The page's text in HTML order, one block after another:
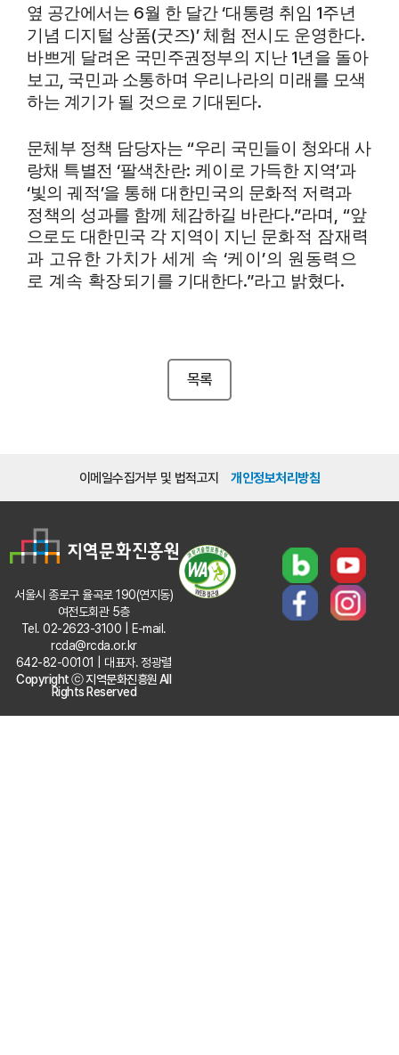
옆 공간에서는 6월 한 달간‘대통령 취임 1주년
기념 디지털 상품(굿즈)’체험 전시도 운영한다.
바쁘게 달려온 국민주권정부의 지난 1년을 돌아
보고 국민과 소통하며 우리나라의 미래를 모색
하는 계기가 될 것으로 기대된다.
문체부 정책 담당자는 “우리 국민들이 청와대 사
랑채 특별전‘팔색찬란: 케이로 가득한 지역’과
‘빛의 궤적’을 통해 대한민국의 문화적 저력과
정책의 성과를 함께 체감하길 바란다.”라며 , “앞
으로도 대한민국 각 지역이 지닌 문화적 잠재력
과 고유한 가치가 세게 속 ‘케이’의 원동력으
로 계속 확장되기를 기대한다.”라고 밝혔다.
목록
이메일수집거부 및 법적고지 개인정보처리방침
Copyright ⓒ 지역문화진흥원 All
Rights Reserved
서울시 종로구 율곡로 190(연지동)
여전도회관 5층
Tel. 02-2623-3100 | E-mail.
rcda@rcda.or.kr
642-82-00101 | 대표자. 정광렬